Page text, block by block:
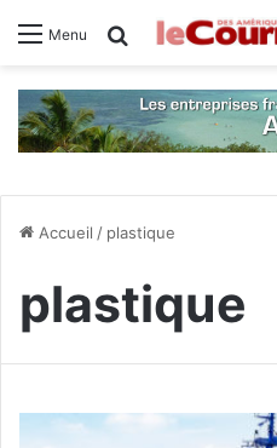
Menu Rechercher
Accueil / plastique
plastique